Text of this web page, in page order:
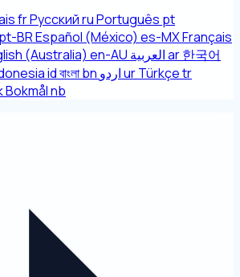
frРусскийruPortuguês pt
pt-BREspañol (México) es-MXFrançais
(Australia) en-AU العربيةar한국어
idবাংলাbn اردوurTürkçetr
Bokmålnb